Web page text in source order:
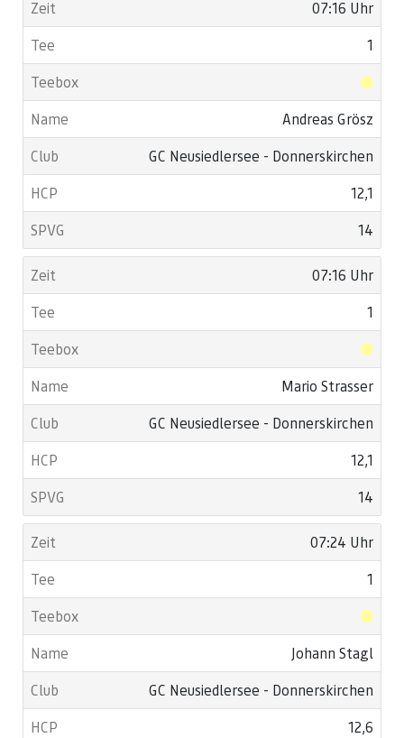
07:16 Uhr
1
Andreas Grösz
GC Neusiedlersee - Donnerskirchen
12,1
14
07:16 Uhr
1
Mario Strasser
GC Neusiedlersee - Donnerskirchen
12,1
14
07:24 Uhr
1
Johann Stagl
GC Neusiedlersee - Donnerskirchen
12,6